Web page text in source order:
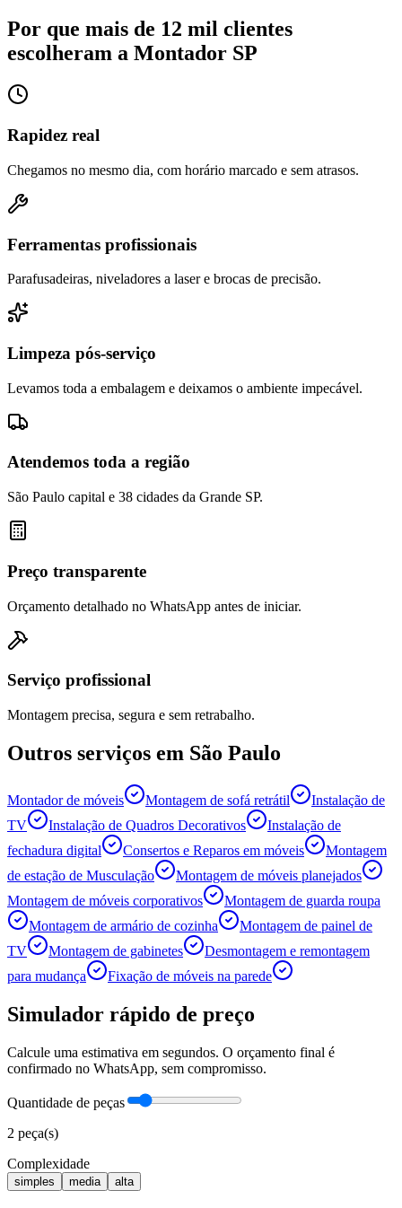
Por que mais de 12 mil clientes
escolheram a Montador SP
Rapidez real
Chegamos no mesmo dia, com horário marcado e sem atrasos.
Ferramentas profissionais
Parafusadeiras, niveladores a laser e brocas de precisão.
Limpeza pós-serviço
Levamos toda a embalagem e deixamos o ambiente impecável.
Atendemos toda a região
São Paulo capital e 38 cidades da Grande SP.
Preço transparente
Orçamento detalhado no WhatsApp antes de iniciar.
Serviço profissional
Montagem precisa, segura e sem retrabalho.
Outros serviços em São Paulo
Montador de móveis Montagem de sofá retrátil
Instalação de
TV
Instalação de Quadros Decorativos
Instalação de
fechadura digital
Consertos e Reparos em móveis
Montagem
de estação de Musculação
Montagem de móveis planejados
Montagem de móveis corporativos
Montagem de guarda roupa
Montagem de armário de cozinha
Montagem de painel de
TV
Montagem de gabinetes
Desmontagem e remontagem
para mudança
Fixação de móveis na parede
Simulador rápido de preço
Calcule uma estimativa em segundos. O orçamento final é
confirmado no WhatsApp, sem compromisso.
Quantidade de peças
2 peça(s)
Complexidade
simples media alta